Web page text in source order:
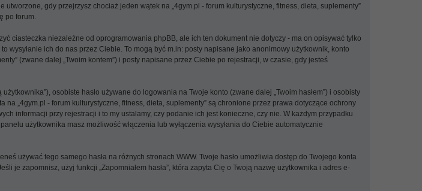
gdy przejrzysz chociaż jeden wątek na „4gym.pl - forum kulturystyczne, fitness, dieta, suplementy”
po forum.
ciasteczka niezależne od oprogramowania phpBB, ale ich ten dokument nie dotyczy - ma on opisywać tylko
ich do nas przez Ciebie. To mogą być m.in: posty napisane jako anonimowy użytkownik, konto
(zwane dalej „Twoim kontem”) i posty napisane przez Ciebie po rejestracji, w czasie, gdy jesteś
osobiste hasło używane do logowania na Twoje konto (zwane dalej „Twoim hasłem”) i osobisty
„4gym.pl - forum kulturystyczne, fitness, dieta, suplementy” są chronione przez prawa dotyczące ochrony
informacji przy rejestracji i to my ustalamy, czy podanie ich jest konieczne, czy nie. W każdym przypadku
użytkownika masz możliwość włączenia lub wyłączenia wysyłania do Ciebie automatycznie
używać tego samego hasła na różnych stronach WWW. Twoje hasło umożliwia dostęp do Twojego konta
je zapomnisz, użyj funkcji „Zapomniałem hasła”, która zapyta Cię o Twoją nazwę użytkownika i adres e-